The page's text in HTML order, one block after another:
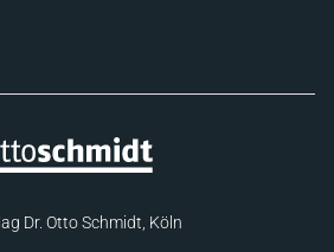
Dr. Otto Schmidt, Köln